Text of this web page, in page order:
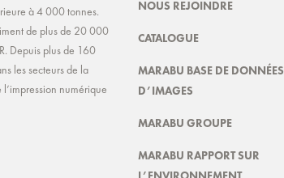
à 4 000 tonnes.
de plus de 20 000
Depuis plus de 160
les secteurs de la
numérique
NOUS REJOINDRE
CATALOGUE
MARABU BASE DE DONNÉES
D’IMAGES
MARABU GROUPE
MARABU RAPPORT SUR